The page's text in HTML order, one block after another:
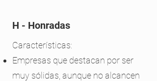
H - Honradas
Características:
Empresas que destacan por ser
muy sólidas, aunque no alcancen